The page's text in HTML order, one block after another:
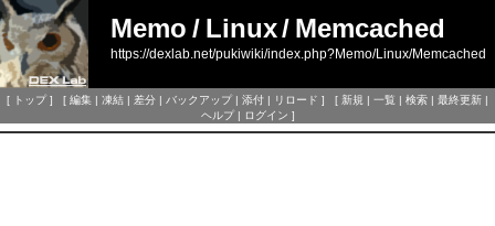
Memo / Linux/ Memcached
https://dexlab.net/pukiwiki/index.php?Memo/Linux/Memcached
[ トップ] [ 編集 | 凍結 | 差分 | バックアップ| 添付 | リロード ] [ 新規 | 一覧 | 検索 | 最終更新 |
ヘルプ| ログイン ]